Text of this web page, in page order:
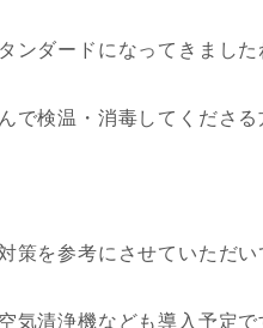
ダードになってきました
で検温・消毒してくださ
策を参考にさせていただ
清浄機なども導入予定で